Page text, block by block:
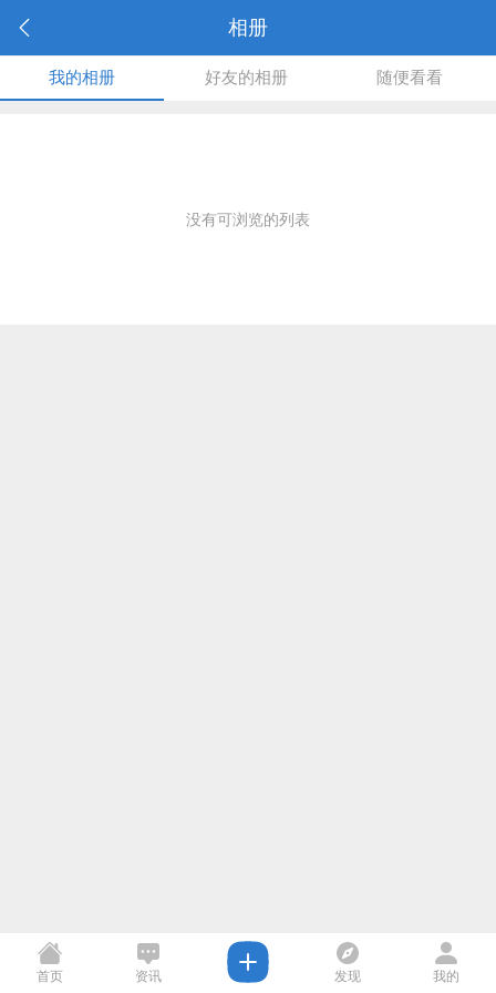
相册
我的相册 好友的相册 随便看看
没有可浏览的列表
首页 资讯 发现 我的